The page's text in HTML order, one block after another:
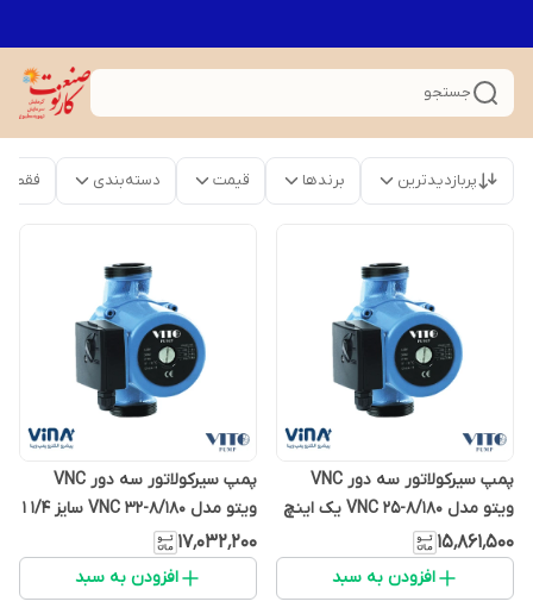
جستجو
پربازدیدترین برندها قیمت دسته‌بندی فقط
پمپ سیرکولاتور سه دور VNC
ویتو مدل VNC 25-8/180 یک اینچ
۱۵٬۸۶۱٬۵۰۰
افزودن به سبد
پمپ سیرکولاتور سه دور VNC
ویتو مدل VNC 32-8/180 سایز 1/4 1
اینچ
۱۷٬۰۳۲٬۲۰۰
افزودن به سبد